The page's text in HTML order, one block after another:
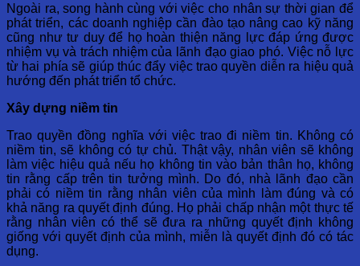
Ngoài ra, song hành cùng với việc cho nhân sự thời gian để
phát triển, các doanh nghiệp cần đào tạo nâng cao kỹ năng
cũng như tư duy để họ hoàn thiện năng lực đáp ứng được
nhiệm vụ và trách nhiệm của lãnh đạo giao phó. Việc nỗ lực
từ hai phía sẽ giúp thúc đẩy việc trao quyền diễn ra hiệu quả
hướng đến phát triển tổ chức.
Xây dựng niềm tin
Trao quyền đồng nghĩa với việc trao đi niềm tin. Không có
niềm tin, sẽ không có tự chủ. Thật vậy, nhân viên sẽ không
làm việc hiệu quả nếu họ không tin vào bản thân họ, không
tin rằng cấp trên tin tưởng mình. Do đó, nhà lãnh đạo cần
phải có niềm tin rằng nhân viên của mình làm đúng và có
khả năng ra quyết định đúng. Họ phải chấp nhận một thực tế
rằng nhân viên có thể sẽ đưa ra những quyết định không
giống với quyết định của mình, miễn là quyết định đó có tác
dụng.